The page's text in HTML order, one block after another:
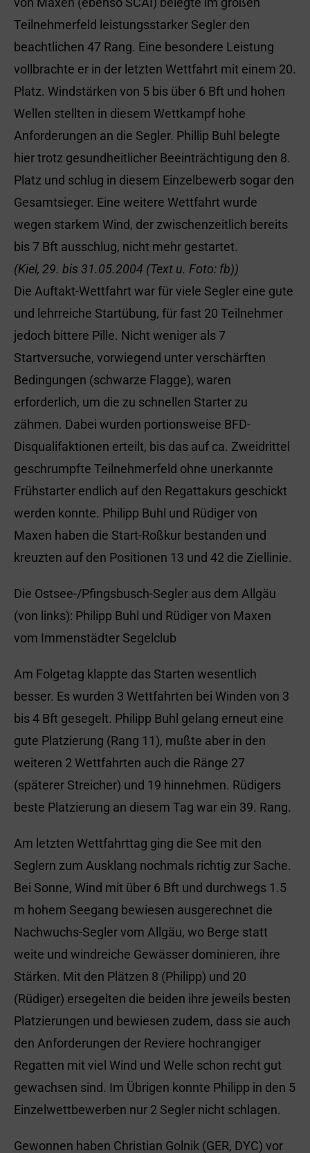
Teilnehmerfeld leistungsstarker Segler den
beachtlichen 47 Rang. Eine besondere Leistung
vollbrachte er in der letzten Wettfahrt mit einem 20.
Platz. Windstärken von 5 bis über 6 Bft und hohen
Wellen stellten in diesem Wettkampf hohe
Anforderungen an die Segler. Phillip Buhl belegte
hier trotz gesundheitlicher Beeinträchtigung den 8.
Platz und schlug in diesem Einzelbewerb sogar den
Gesamtsieger. Eine weitere Wettfahrt wurde
wegen starkem Wind, der zwischenzeitlich bereits
bis 7 Bft ausschlug, nicht mehr gestartet.
(Kiel, 29. bis 31.05.2004 (Text u. Foto: fb))
Die Auftakt-Wettfahrt war für viele Segler eine gute
und lehrreiche Startübung, für fast 20 Teilnehmer
jedoch bittere Pille. Nicht weniger als 7
Startversuche, vorwiegend unter verschärften
Bedingungen (schwarze Flagge), waren
erforderlich, um die zu schnellen Starter zu
zähmen. Dabei wurden portionsweise BFD-
Disqualifaktionen erteilt, bis das auf ca. Zweidrittel
geschrumpfte Teilnehmerfeld ohne unerkannte
Frühstarter endlich auf den Regattakurs geschickt
werden konnte. Philipp Buhl und Rüdiger von
Maxen haben die Start-Roßkur bestanden und
kreuzten auf den Positionen 13 und 42 die Ziellinie.
Die Ostsee-/Pfingsbusch-Segler aus dem Allgäu
(von links): Philipp Buhl und Rüdiger von Maxen
vom Immenstädter Segelclub
Am Folgetag klappte das Starten wesentlich
besser. Es wurden 3 Wettfahrten bei Winden von 3
bis 4 Bft gesegelt. Philipp Buhl gelang erneut eine
gute Platzierung (Rang 11), mußte aber in den
weiteren 2 Wettfahrten auch die Ränge 27
(späterer Streicher) und 19 hinnehmen. Rüdigers
beste Platzierung an diesem Tag war ein 39. Rang.
Am letzten Wettfahrttag ging die See mit den
Seglern zum Ausklang nochmals richtig zur Sache.
Bei Sonne, Wind mit über 6 Bft und durchwegs 1.5
m hohem Seegang bewiesen ausgerechnet die
Nachwuchs-Segler vom Allgäu, wo Berge statt
weite und windreiche Gewässer dominieren, ihre
Stärken. Mit den Plätzen 8 (Philipp) und 20
(Rüdiger) ersegelten die beiden ihre jeweils besten
Platzierungen und bewiesen zudem, dass sie auch
den Anforderungen der Reviere hochrangiger
Regatten mit viel Wind und Welle schon recht gut
gewachsen sind. Im Übrigen konnte Philipp in den 5
Einzelwettbewerben nur 2 Segler nicht schlagen.
Gewonnen haben Christian Golnik (GER, DYC) vor